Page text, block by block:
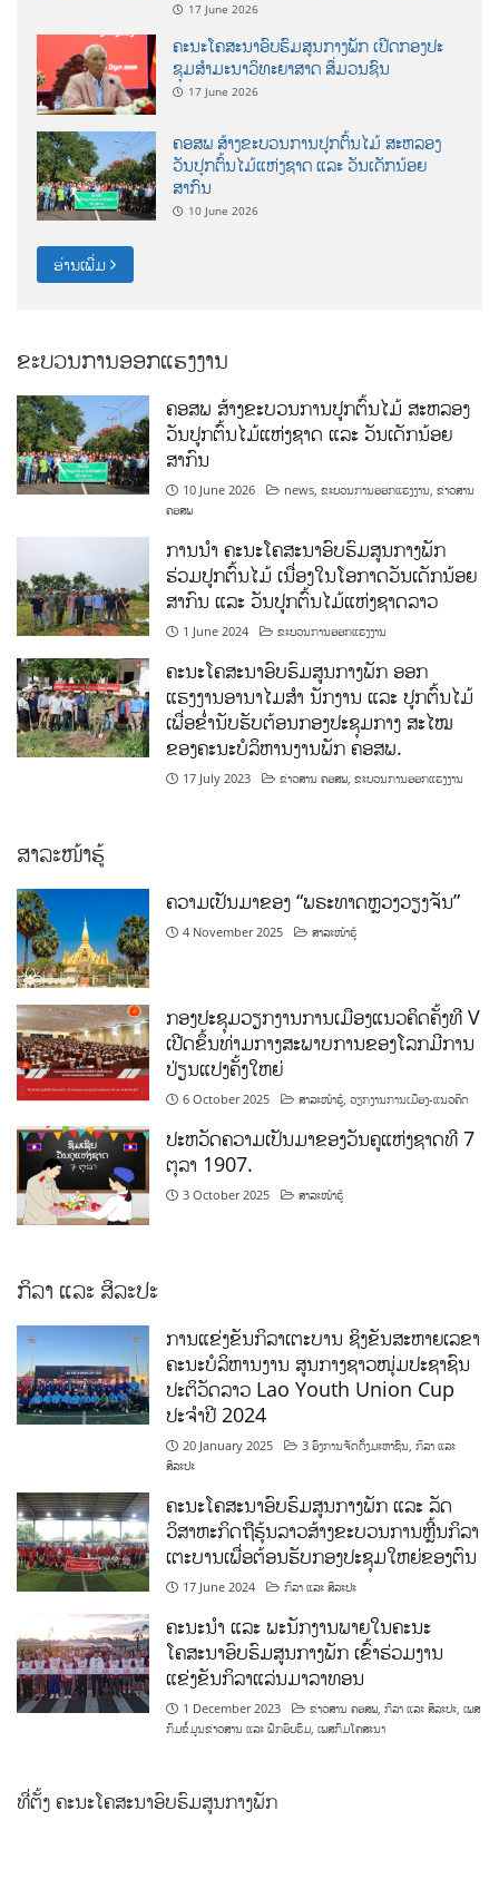
17 June 2026
ຄະນະໂຄສະນາອົບຮົມສູນກາງພັກ ເປີດກອງປະ
ຊຸມສຳມະນາວິທະຍາສາດ ສຶ່ມວນຊົນ
17 June 2026
ຄອສພ ສ້າງຂະບວນການປູກຕົ້ນໄມ້ ສະຫລອງ
ວັນປູກຕົ້ນໄມ້ແຫ່ງຊາດ ແລະ ວັນເດັກນ້ອຍ
ສາກົນ
10 June 2026
ອ່ານເພີ່ມ
ຂະບວນການອອກແຮງງານ
ຄອສພ ສ້າງຂະບວນການປູກຕົ້ນໄມ້ ສະຫລອງ
ວັນປູກຕົ້ນໄມ້ແຫ່ງຊາດ ແລະ ວັນເດັກນ້ອຍ
ສາກົນ
10 June 2026 news ,ຂະບວນການອອກແຮງງານ ,ຂ່າວສານ
ຄອສພ
ການນໍາ ຄະນະໂຄສະນາອົບຮົມສູນກາງພັກ
ຮ່ວມປູກຕົ້ນໄມ້ ເນື່ອງໃນໂອກາດວັນເດັກນ້ອຍ
ສາກົນ ແລະ ວັນປູກຕົ້ນໄມ້ແຫ່ງຊາດລາວ
1 June 2024 ຂະບວນການອອກແຮງງານ
ຄະນະໂຄສະນາອົບຮົມສູນກາງພັກ ອອກ
ແຮງງານອານາໄມສໍາ ນັກງານ ແລະ ປູກຕົ້ນໄມ້
ເພື່ອຂໍ່ານັບຮັບຕ້ອນກອງປະຊຸມກາງ ສະໄໝ
ຂອງຄະນະບໍລິຫານງານພັກ ຄອສພ.
17 July 2023 ຂ່າວສານ ຄອສພ ,ຂະບວນການອອກແຮງງານ
ສາລະໜ້າຮູ້
ຄວາມເປັນມາຂອງ “ພຣະທາດຫຼວງວຽງຈັນ”
4 November 2025 ສາລະໜ້າຮູ້
ກອງປະຊຸມວຽກງານການເມືອງແນວຄິດຄັ້ງທີ V
ເປີດຂຶ້ນທ່າມກາງສະພາບການຂອງໂລກມີການ
ປ່ຽນແປງຄັ້ງໃຫຍ່
6 October 2025 ສາລະໜ້າຮູ້ ,ວຽກງານການເມືອງ-ແນວຄິດ
ປະຫວັດຄວາມເປັນມາຂອງວັນຄູແຫ່ງຊາດທີ 7
ຕຸລາ 1907.
3 October 2025 ສາລະໜ້າຮູ້
ກິລາ ແລະ ສິລະປະ
ການແຂ່ງຂັນກິລາເຕະບານ ຊິງຂັນສະຫາຍເລຂາ
ຄະນະບໍລິຫານງານ ສູນກາງຊາວໜຸ່ມປະຊາຊົນ
ປະຕິວັດລາວ Lao Youth Union Cup
ປະຈຳປີ 2024
20 January 2025 3 ອົງການຈັດຕັ້ງມະຫາຊົນ,ກິລາ ແລະ
ສິລະປະ
ຄະນະໂຄສະນາອົບຮົມສູນກາງພັກ ແລະ ລັດ
ວິສາຫະກິດຖືຮຸ້ນລາວສ້າງຂະບວນການຫຼີ້ນກິລາ
ເຕະບານເພື່ອຕ້ອນຮັບກອງປະຊຸມໃຫຍ່ຂອງຕົນ
17 June 2024 ກິລາ ແລະ ສິລະປະ
ຄະນະນຳ ແລະ ພະນັກງານພາຍໃນຄະນະ
ໂຄສະນາອົບຮົມສູນກາງພັກ ເຂົ້າຮ່ວມງານ
ແຂ່ງຂັນກິລາແລ່ນມາລາທອນ
1 December 2023 ຂ່າວສານ ຄອສພ,ກິລາ ແລະ ສິລະປະ,ເພສ
ກົມຂໍ້ມູນຂ່າວສານ ແລະ ຝຶກອົບຮົມ,ເພສກົມໂຄສະນາ
ທີ່ຕັ້ງ ຄະນະໂຄສະນາອົບຮົມສູນກາງພັກ